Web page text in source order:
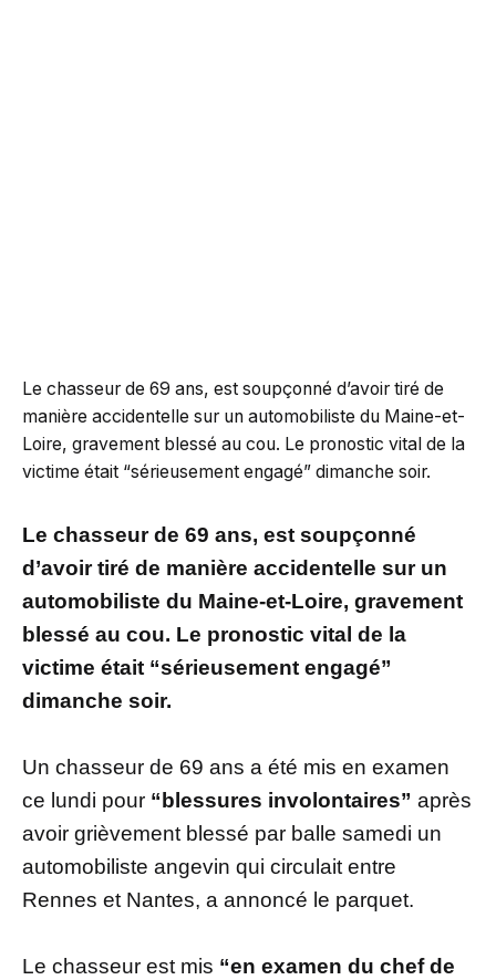
Le chasseur de 69 ans, est soupçonné d’avoir tiré de
manière accidentelle sur un automobiliste du Maine-et-
Loire, gravement blessé au cou. Le pronostic vital de la
victime était “sérieusement engagé” dimanche soir.
Le chasseur de 69 ans, est soupçonné
d’avoir tiré de manière accidentelle sur un
automobiliste du Maine-et-Loire, gravement
blessé au cou. Le pronostic vital de la
victime était “sérieusement engagé”
dimanche soir.
Un chasseur de 69 ans a été mis en examen
ce lundi pour “blessures involontaires” après
avoir grièvement blessé par balle samedi un
automobiliste angevin qui circulait entre
Rennes et Nantes, a annoncé le parquet.
Le chasseur est mis “en examen du chef de